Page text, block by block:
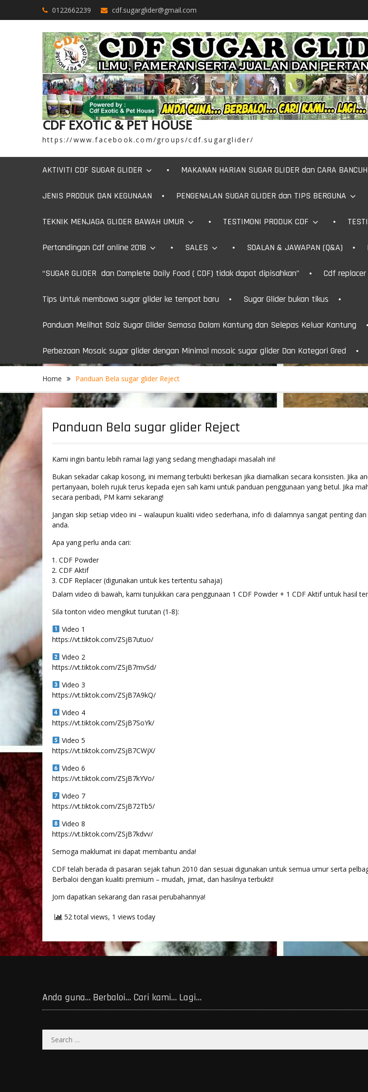
0122662239 cdf.sugarglider@gmail.com
CDF EXOTIC & PET HOUSE
https://www.facebook.com/groups/cdf.sugarglider/
AKTIVITI CDF SUGAR GLIDER MAKANAN HARIAN SUGAR GLIDER dan CARA BANCUH
JENIS PRODUK DAN KEGUNAAN PENGENALAN SUGAR GLIDER dan TIPS BERGUNA
TEKNIK MENJAGA GLIDER BAWAH UMUR TESTIMONI PRODUK CDF
Pertandingan Cdf online 2018 SALES SOALAN & JAWAPAN (Q&A)
“SUGAR GLIDER dan Complete Daily Food ( CDF) tidak dapat dipisahkan” Cdf
Tips Untuk membawa sugar glider ke tempat baru Sugar Glider bukan tikus
Panduan Melihat Saiz Sugar Glider Semasa Dalam Kantung dan Selepas Keluar Kantung
Perbezaan Mosaic sugar glider dengan Minimal mosaic sugar glider Dan Kategori Gred
Home Panduan Bela sugar glider Reject
Panduan Bela sugar glider Reject
Kami ingin bantu lebih ramai lagi yang sedang menghadapi masalah ini!
Bukan sekadar cakap kosong, ini memang terbukti berkesan jika diamalkan secara konsisten. Jika
pertanyaan, boleh rujuk terus kepada ejen sah kami untuk panduan penggunaan yang betul. Jika
secara peribadi, PM kami sekarang!
Jangan skip setiap video ini – walaupun kualiti video sederhana, info di dalamnya sangat penting
anda.
Apa yang perlu anda cari:
CDF Powder
CDF Aktif
CDF Replacer (digunakan untuk kes tertentu sahaja)
Dalam video di bawah, kami tunjukkan cara penggunaan 1 CDF Powder + 1 CDF Aktif untuk hasil
Sila tonton video mengikut turutan (1-8):
Video 1
https://vt.tiktok.com/ZSjB7utuo/
Video 2
https://vt.tiktok.com/ZSjB7mvSd/
Video 3
https://vt.tiktok.com/ZSjB7A9kQ/
Video 4
https://vt.tiktok.com/ZSjB7SoYk/
Video 5
https://vt.tiktok.com/ZSjB7CWjX/
Video 6
https://vt.tiktok.com/ZSjB7kYVo/
Video 7
https://vt.tiktok.com/ZSjB72Tb5/
Video 8
https://vt.tiktok.com/ZSjB7kdvv/
Semoga maklumat ini dapat membantu anda!
CDF telah berada di pasaran sejak tahun 2010 dan sesuai digunakan untuk semua umur serta
Berbaloi dengan kualiti premium – mudah, jimat, dan hasilnya terbukti!
Jom dapatkan sekarang dan rasai perubahannya!
52 total views, 1 views today
Anda guna… Berbaloi… Cari kami… Lagi…
for: